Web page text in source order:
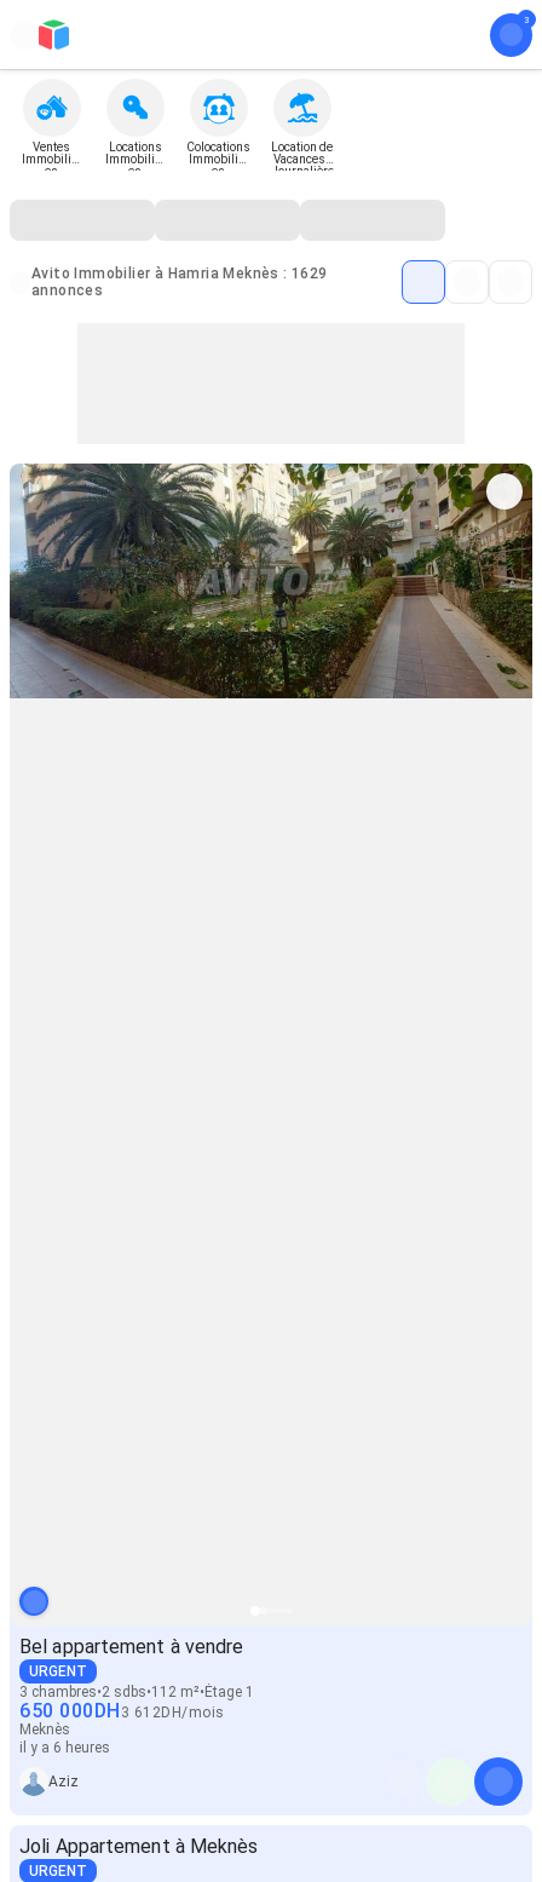
Ventes
Immobilièr
es
Locations
Immobilièr
es
Colocations
Immobilièr
es
Location de
Vacances -
Journalière
Avito Immobilier à Hamria Meknès : 1629
annonces
Bel appartement à vendre
URGENT
3 chambres 2 sdbs 112 m² Étage 1
650 000DH 3 612DH/mois
Meknès
il y a 6 heures
Aziz
Joli Appartement à Meknès
URGENT